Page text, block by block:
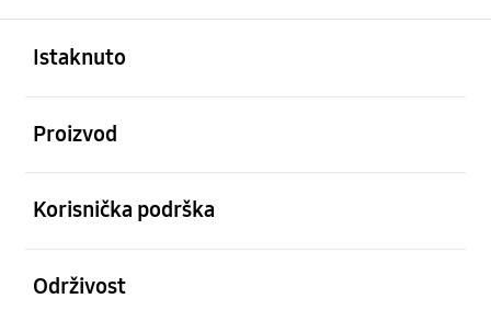
Istaknuto
Proizvod
Korisnička podrška
Održivost